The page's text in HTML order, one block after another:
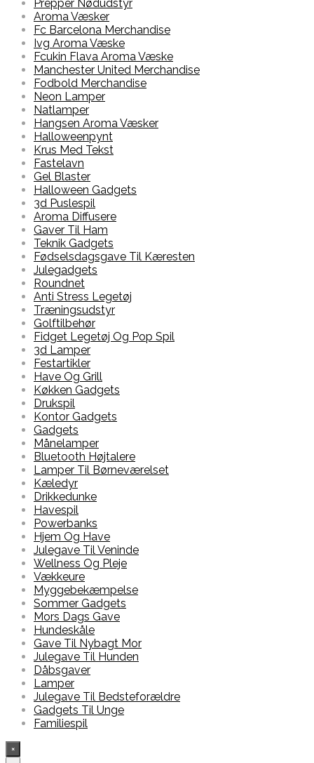
Prepper Nødudstyr
Aroma Væsker
Fc Barcelona Merchandise
Ivg Aroma Væske
Fcukin Flava Aroma Væske
Manchester United Merchandise
Fodbold Merchandise
Neon Lamper
Natlamper
Hangsen Aroma Væsker
Halloweenpynt
Krus Med Tekst
Fastelavn
Gel Blaster
Halloween Gadgets
3d Puslespil
Aroma Diffusere
Gaver Til Ham
Teknik Gadgets
Fødselsdagsgave Til Kæresten
Julegadgets
Roundnet
Anti Stress Legetøj
Træningsudstyr
Golftilbehør
Fidget Legetøj Og Pop Spil
3d Lamper
Festartikler
Have Og Grill
Køkken Gadgets
Drukspil
Kontor Gadgets
Gadgets
Månelamper
Bluetooth Højtalere
Lamper Til Børneværelset
Kæledyr
Drikkedunke
Havespil
Powerbanks
Hjem Og Have
Julegave Til Veninde
Wellness Og Pleje
Vækkeure
Myggebekæmpelse
Sommer Gadgets
Mors Dags Gave
Hundeskåle
Gave Til Nybagt Mor
Julegave Til Hunden
Dåbsgaver
Lamper
Julegave Til Bedsteforældre
Gadgets Til Unge
Familiespil
×